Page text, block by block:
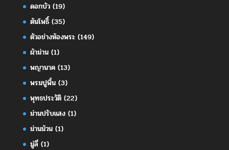
ดอกบัว(19)
ต้นโพธิ์(35)
ตัวอย่างห้องพระ(149)
ผ้าม่าน(1)
พญานาค(13)
พรมปูพื้น(3)
พุทธประวัติ(22)
ม่านปรับแสง(1)
ม่านม้วน(1)
มู่ลี่(1)